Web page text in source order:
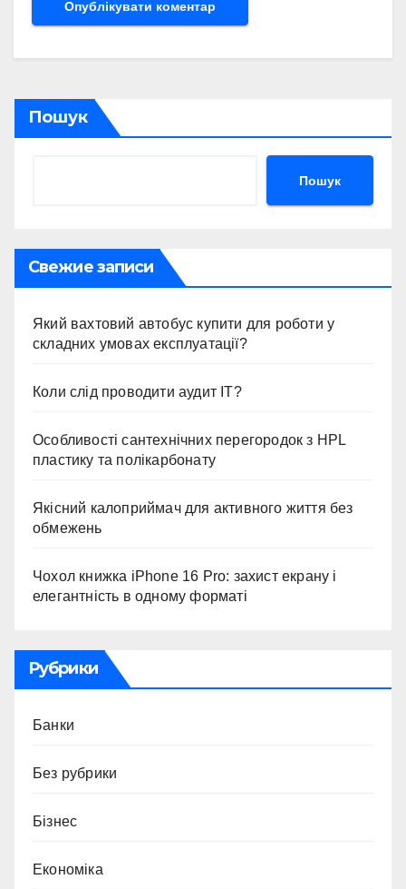
Пошук
Пошук
Свежие записи
Який вахтовий автобус купити для роботи у
складних умовах експлуатації?
Коли слід проводити аудит ІТ?
Особливості сантехнічних перегородок з HPL
пластику та полікарбонату
Якісний калоприймач для активного життя без
обмежень
Чохол книжка iPhone 16 Pro: захист екрану і
елегантність в одному форматі
Рубрики
Банки
Без рубрики
Бізнес
Економіка